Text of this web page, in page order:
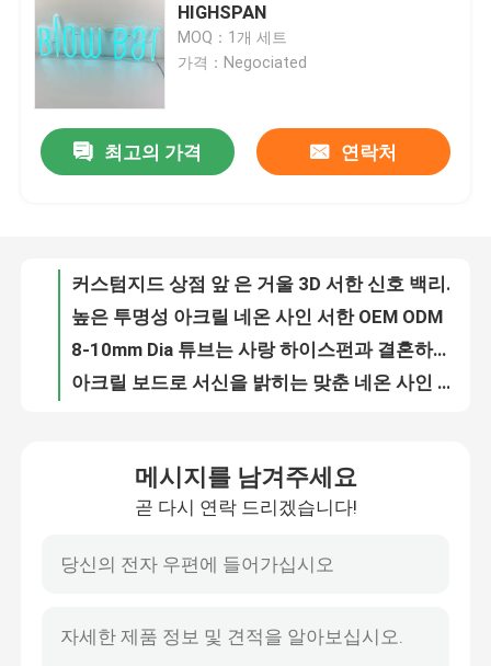
집
우리에 대하여
품질 관리
연락주세요
3d 서한 신호
HIGHSPAN
MOQ：1개 세트
가격：Negociated
최고의 가격 연락처
커스텀지드 상점 앞 은 거울 3D 서한 신호 백리트 프론트릿
판매점 장식 금속은 벽을 위한 네온 광 단어 징조를 맞춥니다
아크릴 보드로 유일한 바 장식 10 킬로볼트 맞춘 네온 사인 좋은 느낌
아크릴 주문 제작된 네온사인 라이트 박스 징조 핑크색 칵테일 방수
메시지를 남겨주세요
곧 다시 연락 드리겠습니다!